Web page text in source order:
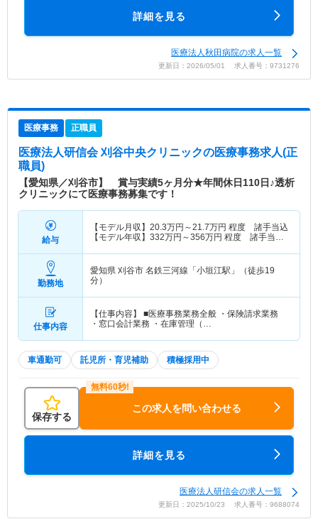
詳細を見る
医療法人秋田病院の求人一覧
更新日：2026/05/01 求人番号：9731276
医療事務 正職員
医療法人研信会 刈谷中央クリニックの医療事務求人(正
職員)
【愛知県／刈谷市】 賞与実績5ヶ月分★年間休日110日♪透析
クリニックにて医療事務募集です！
給与
【モデル月収】 20.3万円～21.7万円 程度 諸手当込
【モデル年収】 332万円～356万円 程度 諸手当・
勤務地
愛知県 刈谷市 名鉄三河線「小垣江駅」（徒歩19
分）
仕事内容
【仕事内容】 ■医療事務業務全般 ・保険請求業務
・窓口会計業務 ・在庫管理（…
車通勤可 託児所・育児補助 積極採用中
保存する
この求人を問い合わせる
詳細を見る
医療法人研信会の求人一覧
更新日：2025/10/23 求人番号：9688074